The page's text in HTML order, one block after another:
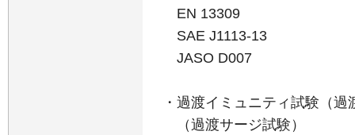
EN 13309
SAE J1113-13
JASO D007
・過渡イミュニティ試験（過
（過渡サージ試験）